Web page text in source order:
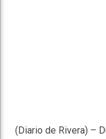
(Diario de Rivera) –